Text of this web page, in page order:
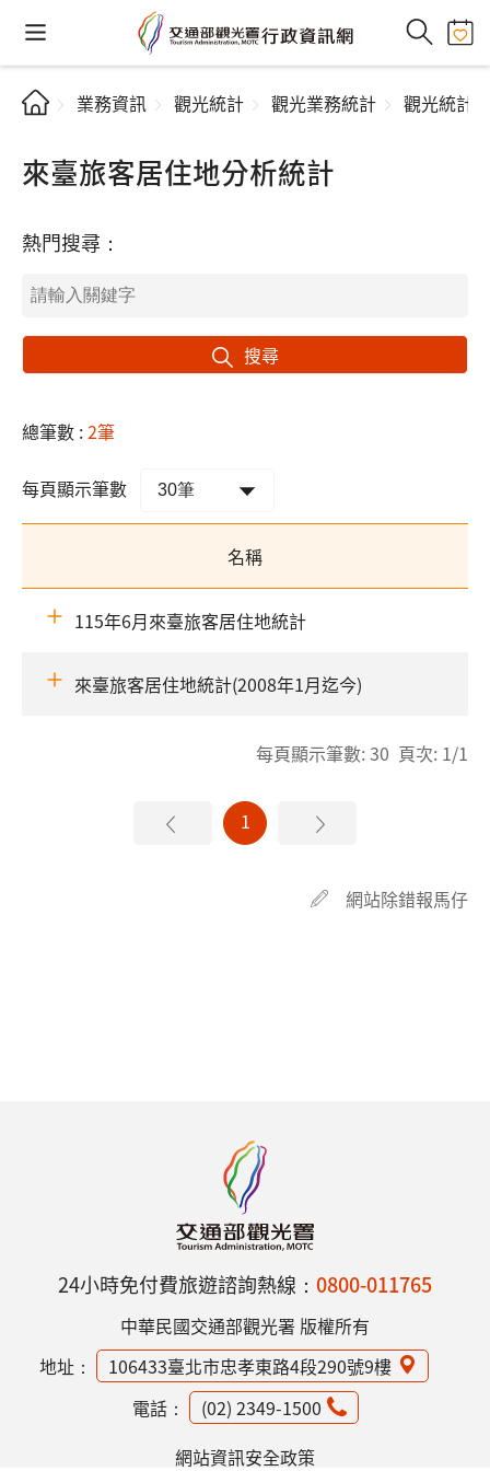
業務資訊 觀光統計 觀光業務統計 觀光統計
來臺旅客居住地分析統計
熱門搜尋：
搜尋
總筆數 :2筆
每頁顯示筆數
名稱
115年6月來臺旅客居住地統計
來臺旅客居住地統計(2008年1月迄今)
每頁顯示筆數: 30 頁次: 1/1
1
網站除錯報馬仔
24小時免付費旅遊諮詢熱線： 0800-011765
中華民國交通部觀光署 版權所有
地址：
106433臺北市忠孝東路4段290號9樓
電話：
(02) 2349-1500
網站資訊安全政策